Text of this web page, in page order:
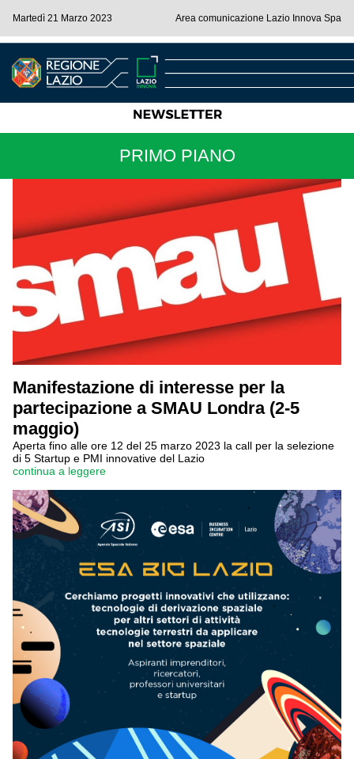
Martedì 21 Marzo 2023 Area comunicazione Lazio Innova Spa
PRIMO PIANO
Manifestazione di interesse per la
partecipazione a SMAU Londra (2-5
maggio)
Aperta fino alle ore 12 del 25 marzo 2023 la call per la selezione
di 5 Startup e PMI innovative del Lazio
continua a leggere